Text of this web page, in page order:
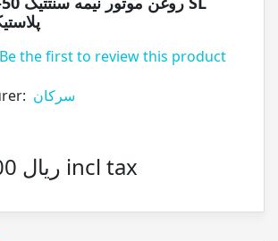
Be the first to review this product
سرکان
15,715,700 ریال incl tax